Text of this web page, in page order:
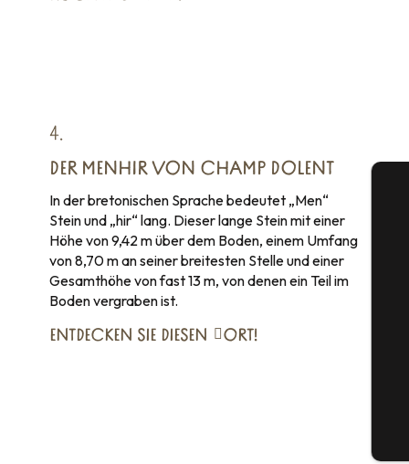
4.
DER MENHIR VON CHAMP DOLENT
In der bretonischen Sprache bedeutet „Men“
Stein und „hir“ lang. Dieser lange Stein mit einer
Höhe von 9,42 m über dem Boden, einem Umfang
von 8,70 m an seiner breitesten Stelle und einer
Gesamthöhe von fast 13 m, von denen ein Teil im
Boden vergraben ist.
ENTDECKEN SIE DIESEN ORT!